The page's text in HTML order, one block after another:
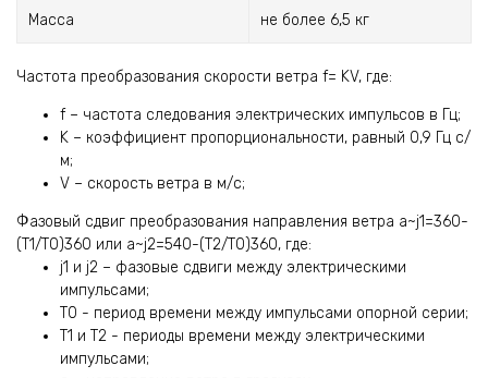
Масса не более 6,5 кг
Частота преобразования скорости ветра f= KV, где:
f – частота следования электрических импульсов в Гц;
K – коэффициент пропорциональности, равный 0,9 Гц с/
м;
V – скорость ветра в м/с;
Фазовый сдвиг преобразования направления ветра a~j1=360-
(T1/T0)360 или a~j2=540-(T2/T0)360, где:
j1 и j2 – фазовые сдвиги между электрическими
импульсами;
T0 - период времени между импульсами опорной серии;
T1 и T2 - периоды времени между электрическими
импульсами;